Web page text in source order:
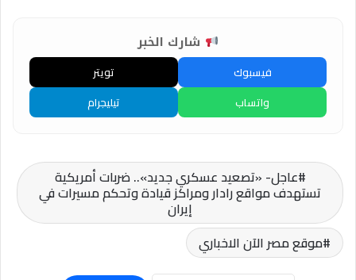
شارك الخبر
فيسبوك
تويتر
واتساب
تيليجرام
عاجل- «تصعيد عسكري جديد».. ضربات أمريكية
تستهدف مواقع رادار ومراكز قيادة وتحكم مسيرات في
إيران
موقع مصر الآن الاخباري